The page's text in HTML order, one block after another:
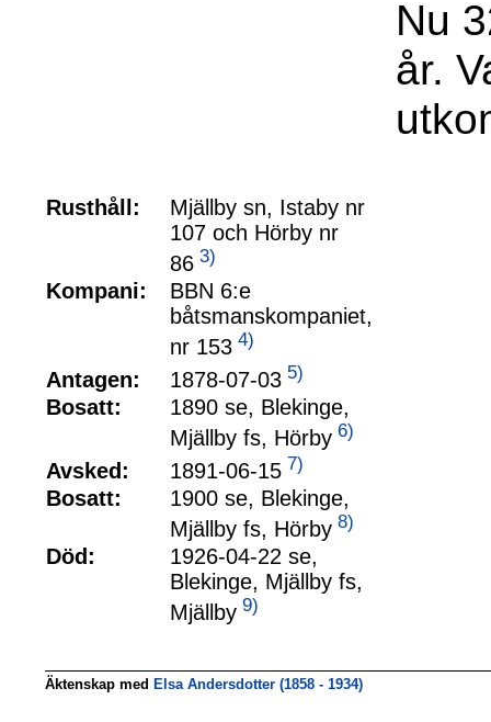
Nu
år.
Rusthåll:
Mjällby sn, Istaby nr
107 och Hörby nr
86 3)
Kompani:
BBN 6:e
båtsmanskompaniet,
nr 153 4)
Antagen: 1878-07-03 5)
Bosatt:
1890 se, Blekinge,
Mjällby fs, Hörby 6)
Avsked: 1891-06-15 7)
Bosatt:
1900 se, Blekinge,
Mjällby fs, Hörby 8)
Död:
1926-04-22 se,
Blekinge, Mjällby fs,
Mjällby 9)
Äktenskap med Elsa Andersdotter (1858 - 1934)